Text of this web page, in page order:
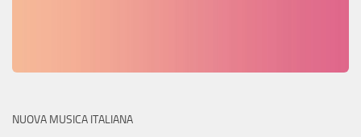
NUOVA MUSICA ITALIANA